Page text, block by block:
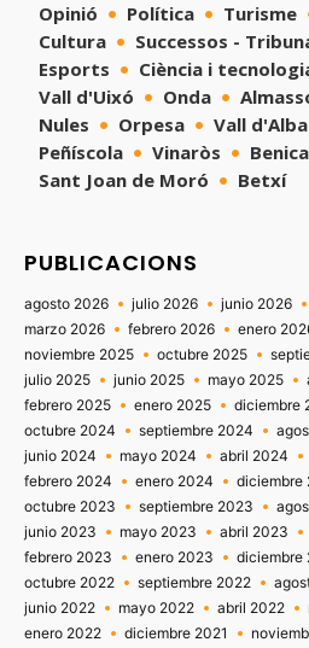
Opinió
Política Turisme
Cultura
Successos -
Esports
Ciència i
Vall d'Uixó
Onda
Nules
Orpesa Vall d'Alba
Peñíscola
Vinaròs
Sant Joan de Moró
Betxí
PUBLICACIONS
agosto 2026 julio 2026 junio 2026
marzo 2026
febrero 2026 enero
noviembre 2025
octubre 2025
julio 2025
junio 2025 mayo 2025
febrero 2025
enero 2025 diciembre
octubre 2024
septiembre 2024
junio 2024
mayo 2024 abril 2024
febrero 2024
enero 2024 diciembre
octubre 2023
septiembre 2023
junio 2023
mayo 2023 abril 2023
febrero 2023
enero 2023 diciembre
octubre 2022
septiembre 2022
junio 2022
mayo 2022 abril 2022
enero 2022
diciembre 2021